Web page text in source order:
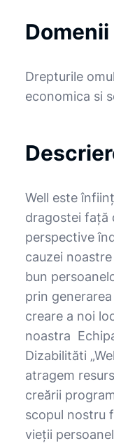
Drepturile
economica si
Well este
dragostei față
perspective
cauzei
bun
prin
creare a noi
noastra
Dizabilităti
atragem
creării
scopul nostru
vieții